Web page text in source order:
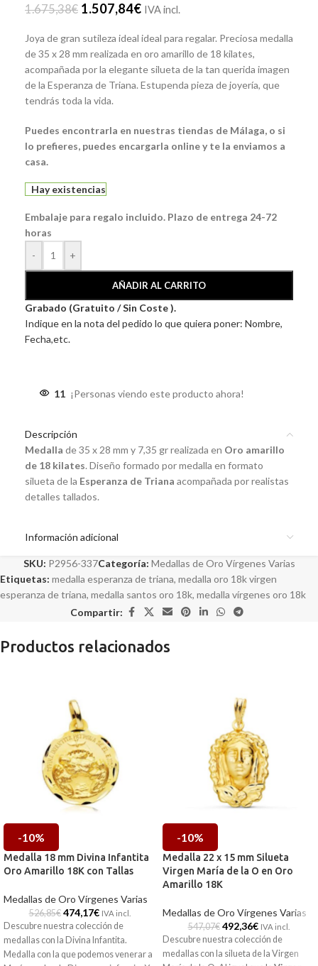
1.675,38€ 1.507,84€ IVA incl.
Joya de gran sutileza ideal ideal para regalar. Preciosa medalla
de 35 x 28 mm realizada en oro amarillo de 18 kilates,
acompañada por la elegante silueta de la tan querida imagen
de la Esperanza de Triana. Estupenda pieza de joyería, que
tendrás toda la vida.
Puedes encontrarla en nuestras tiendas de Málaga, o si
lo prefieres, puedes encargarla online y te la enviamos a
casa.
Hay existencias
Embalaje para regalo incluido. Plazo de entrega 24-72
horas
-
+
AÑADIR AL CARRITO
Grabado (Gratuito / Sin Coste ).
Indique en la nota del pedido lo que quiera poner: Nombre,
Fecha,etc.
11 ¡Personas viendo este producto ahora!
Descripción
Medalla de 35 x 28 mm y 7,35 gr realizada en Oro amarillo
de 18 kilates. Diseño formado por medalla en formato
silueta de la Esperanza de Triana acompañada por realistas
detalles tallados.
Información adicional
SKU: P2956-337Categoría: Medallas de Oro Vírgenes Varias
Etiquetas: medalla esperanza de triana, medalla oro 18k virgen
esperanza de triana, medalla santos oro 18k, medalla vírgenes oro 18k
Compartir:
Productos relacionados
-10%
Medalla 18 mm Divina Infantita
Oro Amarillo 18K con Tallas
Medallas de Oro Vírgenes Varias
526,85€ 474,17€ IVA incl.
Descubre nuestra colección de
medallas con la Divina Infantita.
Medalla con la que podemos venerar a
-10%
Medalla 22 x 15 mm Silueta
Virgen María de la O en Oro
Amarillo 18K
Medallas de Oro Vírgenes Varias
547,07€ 492,36€ IVA incl.
Descubre nuestra colección de
medallas con la silueta de la Virgen